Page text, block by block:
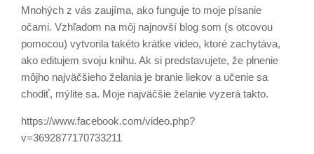
Mnohých z vás zaujíma, ako funguje to moje písanie
očami. Vzhľadom na môj najnovší blog som (s otcovou
pomocou) vytvorila takéto krátke video, ktoré zachytáva,
ako editujem svoju knihu. Ak si predstavujete, že plnenie
môjho najväčšieho želania je branie liekov a učenie sa
chodiť, mýlite sa. Moje najväčšie želanie vyzerá takto.
https://www.facebook.com/video.php?
v=3692877170733211